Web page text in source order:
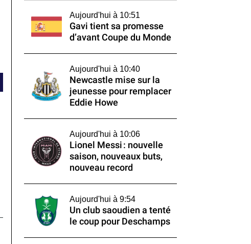
Aujourd'hui à 10:51
Gavi tient sa promesse
d’avant Coupe du Monde
Aujourd'hui à 10:40
Newcastle mise sur la
jeunesse pour remplacer
Eddie Howe
Aujourd'hui à 10:06
Lionel Messi : nouvelle
saison, nouveaux buts,
nouveau record
Aujourd'hui à 9:54
Un club saoudien a tenté
le coup pour Deschamps